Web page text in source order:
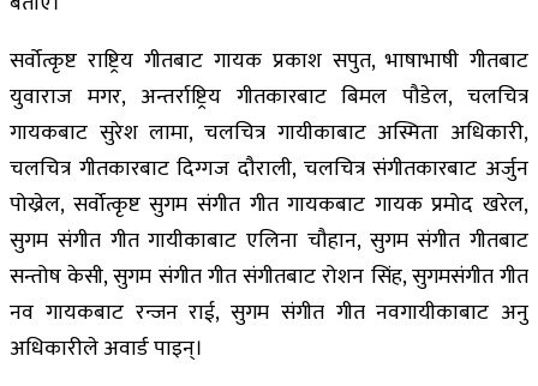
सर्वोत्कृष्ट राष्ट्रिय गीतबाट गायक प्रकाश सपुत, भाषाभाषी गीतबाट
युवाराज मगर, अन्तर्राष्ट्रिय गीतकारबाट बिमल पौडेल, चलचित्र
गायकबाट सुरेश लामा, चलचित्र गायीकाबाट अस्मिता अधिकारी,
चलचित्र गीतकारबाट दिग्गज दौराली, चलचित्र संगीतकारबाट अर्जुन
पोख्रेल, सर्वोत्कृष्ट सुगम संगीत गीत गायकबाट गायक प्रमोद खरेल,
सुगम संगीत गीत गायीकाबाट एलिना चौहान, सुगम संगीत गीतबाट
सन्तोष केसी, सुगम संगीत गीत संगीतबाट रोशन सिंह, सुगमसंगीत गीत
नव गायकबाट रन्जन राई, सुगम संगीत गीत नवगायीकाबाट अनु
अधिकारीले अवार्ड पाइन्।